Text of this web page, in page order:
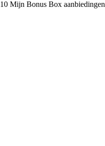
10 Mijn Bonus Box aanbiedingen